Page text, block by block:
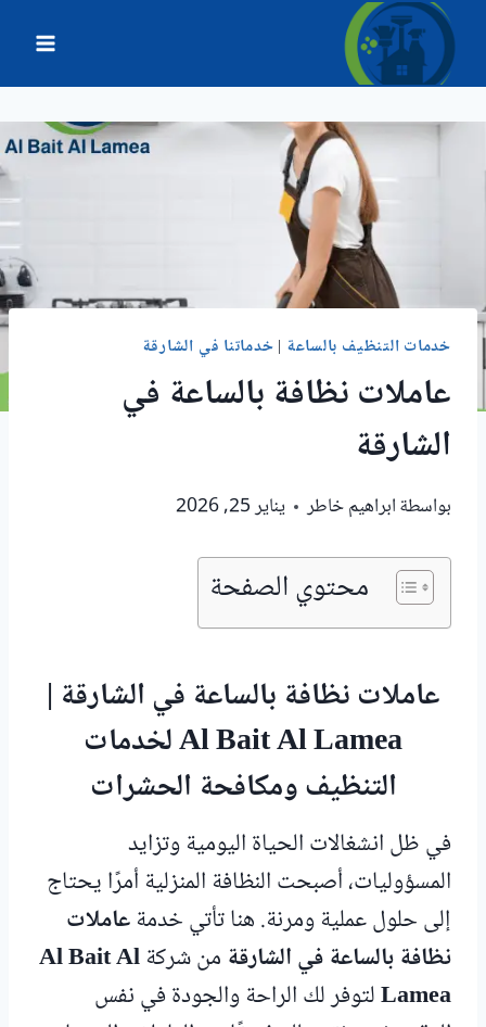
التجاوز
المحتوى
خدمات التنظيف بالساعة |خدماتنا في الشارقة
عاملات نظافة بالساعة في
الشارقة
بواسطةابراهيم خاطر يناير 25, 2026
محتوي الصفحة
عاملات نظافة بالساعة في الشارقة |
Al Bait Al Lamea لخدمات
التنظيف ومكافحة الحشرات
في ظل انشغالات الحياة اليومية وتزايد
المسؤوليات، أصبحت النظافة المنزلية أمرًا يحتاج
إلى حلول عملية ومرنة. هنا تأتي خدمةعاملات
نظافة بالساعة في الشارقة من شركةAl Bait Al
Lameaلتوفر لك الراحة والجودة في نفس